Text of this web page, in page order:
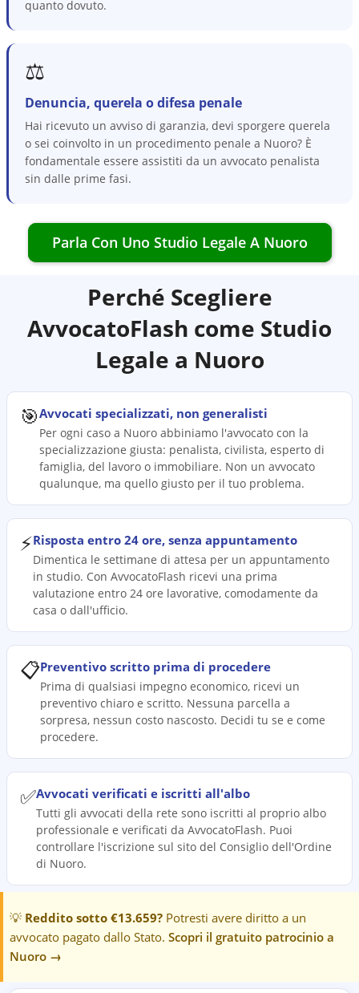
quanto dovuto.
⚖️
Denuncia, querela o difesa penale
Hai ricevuto un avviso di garanzia, devi sporgere querela
o sei coinvolto in un procedimento penale a Nuoro? È
fondamentale essere assistiti da un avvocato penalista
sin dalle prime fasi.
Parla Con Uno Studio Legale A Nuoro
Perché Scegliere
AvvocatoFlash come Studio
Legale a Nuoro
🎯Avvocati specializzati, non generalisti
Per ogni caso a Nuoro abbiniamo l'avvocato con la
specializzazione giusta: penalista, civilista, esperto di
famiglia, del lavoro o immobiliare. Non un avvocato
qualunque, ma quello giusto per il tuo problema.
⚡Risposta entro 24 ore, senza appuntamento
Dimentica le settimane di attesa per un appuntamento
in studio. Con AvvocatoFlash ricevi una prima
valutazione entro 24 ore lavorative, comodamente da
casa o dall'ufficio.
📋Preventivo scritto prima di procedere
Prima di qualsiasi impegno economico, ricevi un
preventivo chiaro e scritto. Nessuna parcella a
sorpresa, nessun costo nascosto. Decidi tu se e come
procedere.
✅Avvocati verificati e iscritti all'albo
Tutti gli avvocati della rete sono iscritti al proprio albo
professionale e verificati da AvvocatoFlash. Puoi
controllare l'iscrizione sul sito del Consiglio dell'Ordine
di Nuoro.
💡 Reddito sotto €13.659? Potresti avere diritto a un
avvocato pagato dallo Stato. Scopri il gratuito patrocinio a
Nuoro →